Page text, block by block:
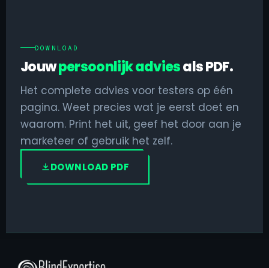
DOWNLOAD
Jouwpersoonlijk adviesals PDF.
Het complete advies voor testers op één
pagina. Weet precies wat je eerst doet en
waarom. Print het uit, geef het door aan je
marketeer of gebruik het zelf.
DOWNLOAD PDF